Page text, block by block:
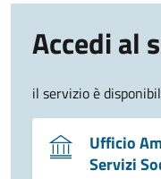
Accedi al
il servizio è
Ufficio
Servizi